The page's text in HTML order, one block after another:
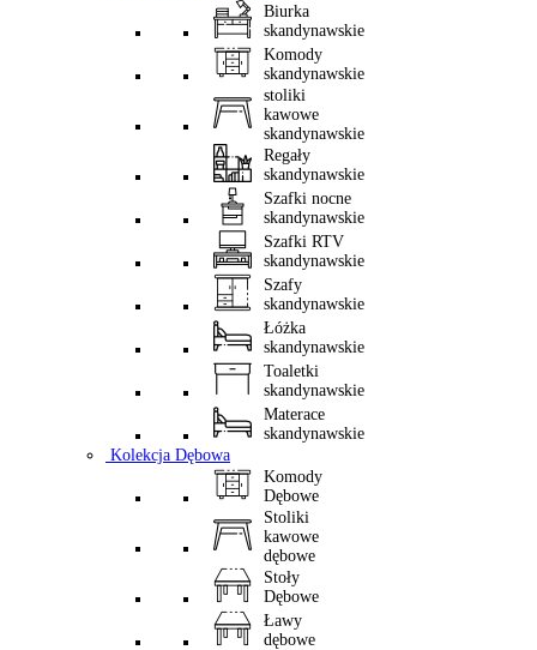
Biurka
skandynawskie
Komody
skandynawskie
stoliki
kawowe
skandynawskie
Regały
skandynawskie
Szafki nocne
skandynawskie
Szafki RTV
skandynawskie
Szafy
skandynawskie
Łóżka
skandynawskie
Toaletki
skandynawskie
Materace
skandynawskie
Kolekcja Dębowa
Komody
Dębowe
Stoliki
kawowe
dębowe
Stoły
Dębowe
Ławy
dębowe